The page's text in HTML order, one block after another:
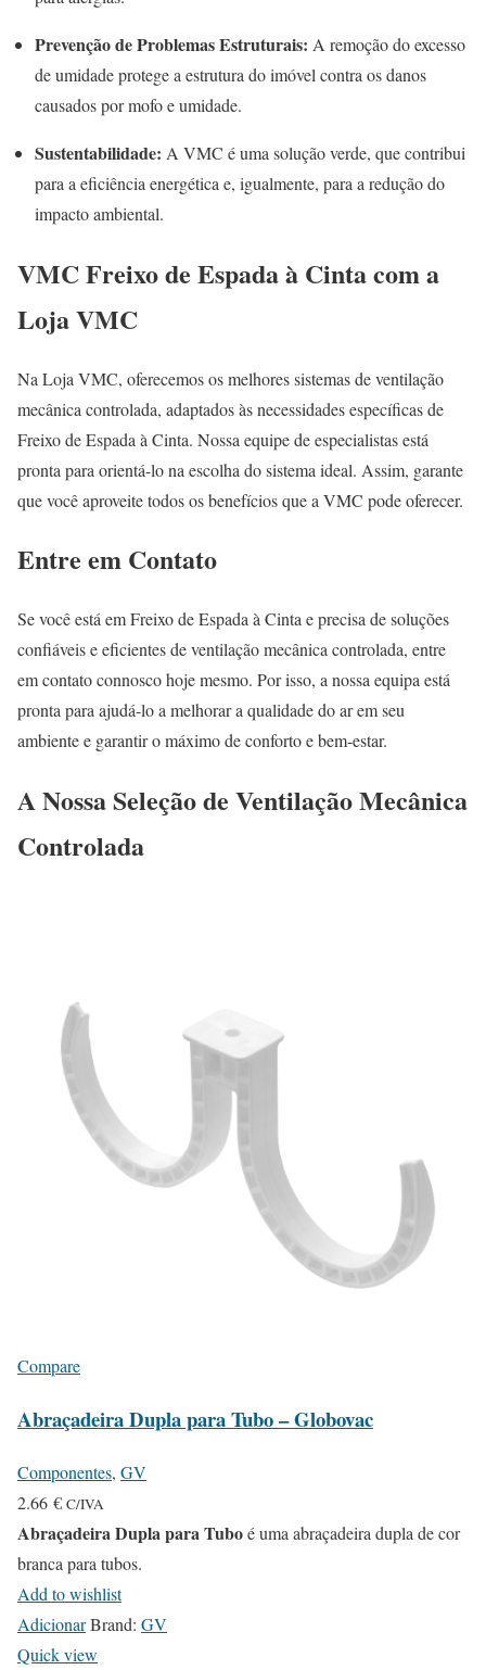
Prevenção de Problemas Estruturais: A remoção do excesso
de umidade protege a estrutura do imóvel contra os danos
causados por mofo e umidade.
Sustentabilidade: A VMC é uma solução verde, que contribui
para a eficiência energética e, igualmente, para a redução do
impacto ambiental.
VMC Freixo de Espada à Cinta com a
Loja VMC
Na Loja VMC, oferecemos os melhores sistemas de ventilação
mecânica controlada, adaptados às necessidades específicas de
Freixo de Espada à Cinta. Nossa equipe de especialistas está
pronta para orientá-lo na escolha do sistema ideal. Assim, garante
que você aproveite todos os benefícios que a VMC pode oferecer.
Entre em Contato
Se você está em Freixo de Espada à Cinta e precisa de soluções
confiáveis e eficientes de ventilação mecânica controlada, entre
em contato connosco hoje mesmo. Por isso, a nossa equipa está
pronta para ajudá-lo a melhorar a qualidade do ar em seu
ambiente e garantir o máximo de conforto e bem-estar.
A Nossa Seleção de Ventilação Mecânica
Controlada
Compare
Abraçadeira Dupla para Tubo – Globovac
Componentes, GV
2.66 € C/IVA
Abraçadeira Dupla para Tuboé uma abraçadeira dupla de cor
branca para tubos.
Add to wishlist
AdicionarBrand: GV
Quick view